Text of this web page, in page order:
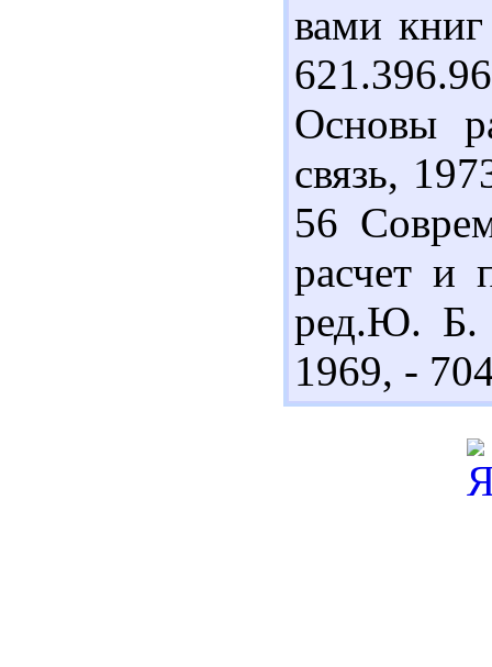
вами
Основы
связь,
56
расчет и
ред.Ю. Б.
1969, -